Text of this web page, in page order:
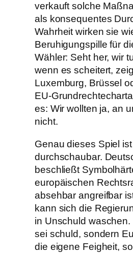
verkauft solche
als konsequentes
Wahrheit wirken sie
Beruhigungspille für
Wähler: Seht her, wir
wenn es scheitert,
Luxemburg, Brüssel
EU-
es: Wir wollten ja, an
nicht.
Genau dieses Spiel
durchschaubar.
beschließt
europäischen
absehbar angreifbar
kann sich die
in Unschuld waschen.
sei schuld, sondern
die eigene Feigheit,